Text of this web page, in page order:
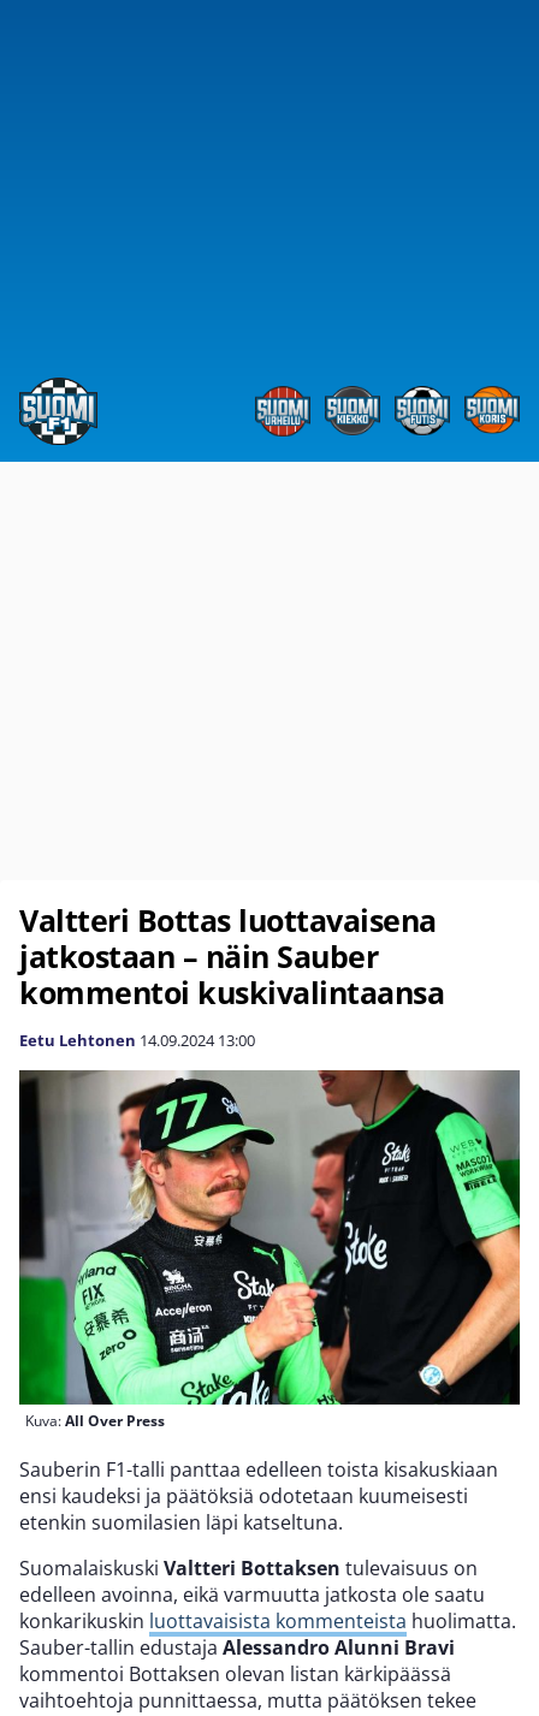
Valtteri Bottas luottavaisena
jatkostaan – näin Sauber
kommentoi kuskivalintaansa
Eetu Lehtonen 14.09.2024 13:00
Kuva:All Over Press
Sauberin F1-talli panttaa edelleen toista kisakuskiaan
ensi kaudeksi ja päätöksiä odotetaan kuumeisesti
etenkin suomilasien läpi katseltuna.
Suomalaiskuski Valtteri Bottaksen tulevaisuus on
edelleen avoinna, eikä varmuutta jatkosta ole saatu
konkarikuskin luottavaisista kommenteista huolimatta.
Sauber-tallin edustaja Alessandro Alunni Bravi
kommentoi Bottaksen olevan listan kärkipäässä
vaihtoehtoja punnittaessa, mutta päätöksen tekee